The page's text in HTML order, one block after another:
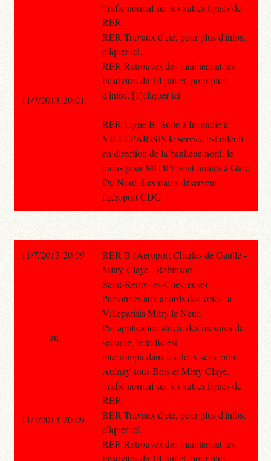
Trafic normal sur les autres lignes de
RER.
RER Travaux d'ete, pour plus d'infos,
cliquer ici.
RER Retrouvez des maintenant les
Festivites du 14 juillet, pour plus
d'infos, [1]cliquer ici
RER Ligne B: Suite à Incendie à
VILLEPARISIS le service est ralenti
en direction de la banlieue nord, le
trains pour MITRY sont limités à Gare
Du Nord .Les trains déservent
l'aéroport CDG
11/7/2013 20:01
11/7/2013 20:09
RER B (Aeroport Charles de Gaulle -
Mitry-Claye - Robinson -
Saint-Remy-les-Chevreuse) :
Personnes aux abords des voies `a
Villeparisis Mitry le Neuf.
Par application stricte des mesures de
securite, le trafic est
interrompu dans les deux sens entre
Aulnay sous Bois et Mitry Claye.
Trafic normal sur les autres lignes de
RER.
RER Travaux d'ete, pour plus d'infos,
cliquer ici.
RER Retrouvez des maintenant les
Festivites du 14 juillet, pour plus
au
11/7/2013 20:09